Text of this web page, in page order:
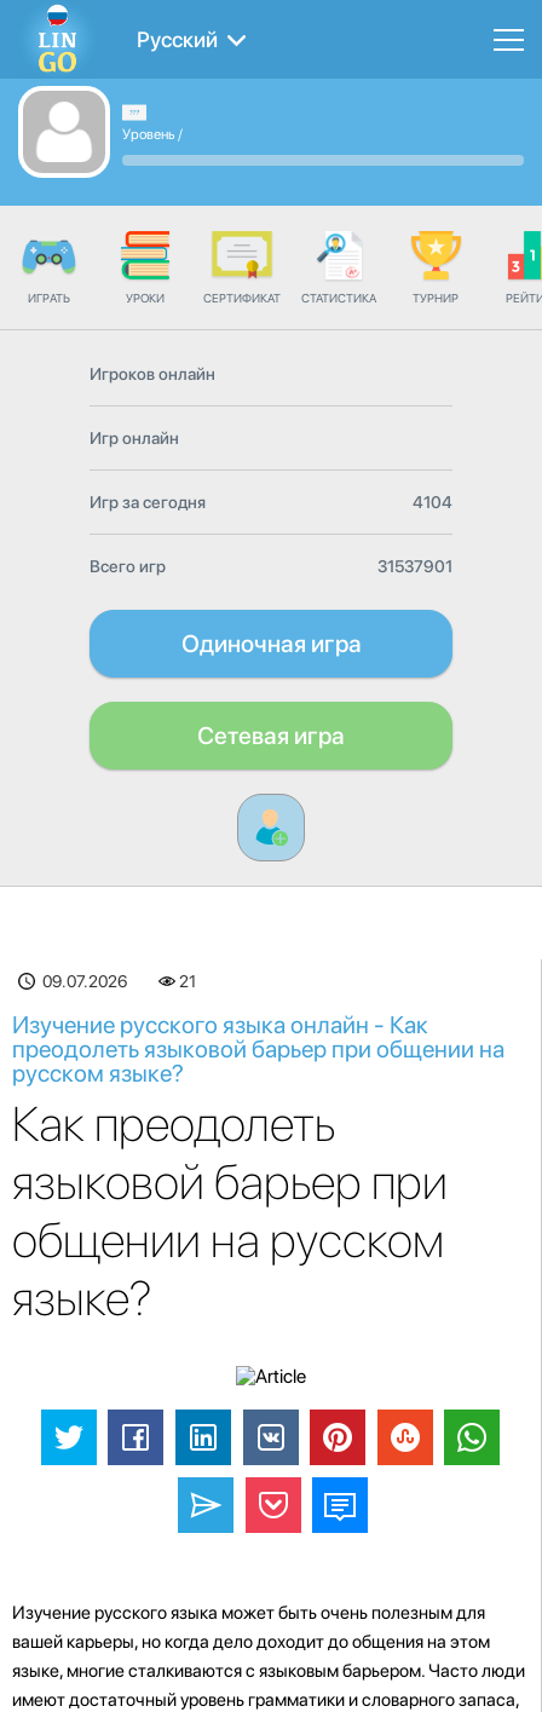
Русский
Уровень /
ИГРАТЬ УРОКИ СЕРТИФИКАТ СТАТИСТИКА ТУРНИР
Игроков онлайн
Игр онлайн
Игр за сегодня 4104
Всего игр 31537901
Одиночная игра
Сетевая игра
09.07.2026 21
Изучение русского языка онлайн - Как
преодолеть языковой барьер при общении на
русском языке?
Как преодолеть
языковой барьер при
общении на русском
языке?
Изучение русского языка может быть очень полезным для
вашей карьеры, но когда дело доходит до общения на этом
языке, многие сталкиваются с языковым барьером. Часто люди
имеют достаточный уровень грамматики и словарного запаса,